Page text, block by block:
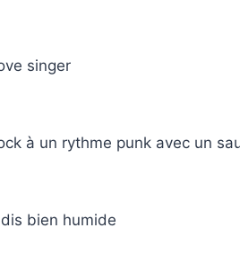
singer
à un rythme punk avec un
bien humide